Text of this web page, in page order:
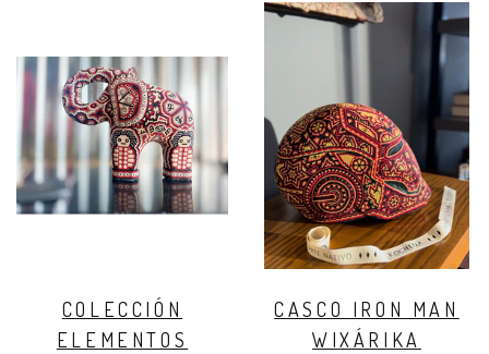
COLECCIÓN
ELEMENTOS
CASCO IRON MAN
WIXÁRIKA